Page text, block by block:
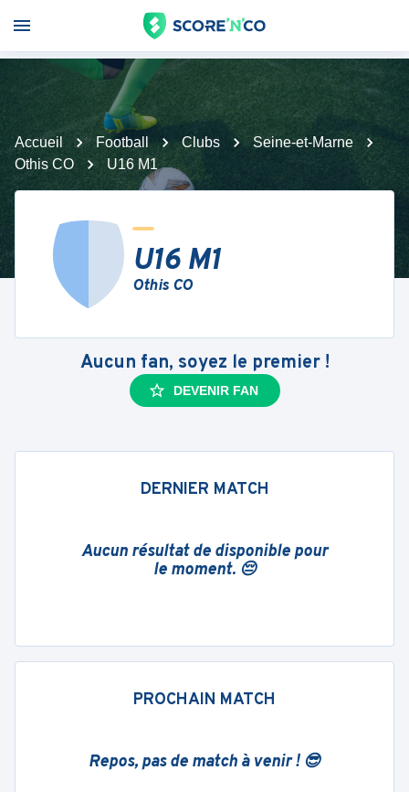
Accueil Football Clubs
Seine-et-Marne
Othis CO
U16 M1
U16 M1
Othis CO
Aucun fan, soyez le premier !
DEVENIR FAN
DERNIER MATCH
Aucun résultat de disponible pour
le moment. 😔
PROCHAIN MATCH
Repos, pas de match à venir ! 😎